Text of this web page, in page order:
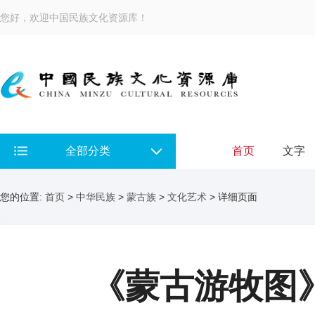
您好，欢迎中国民族文化资源库！
全部分类 首页 文字
您的位置: 首页 > 中华民族 > 蒙古族 > 文化艺术 > 详细页面
《蒙古游牧